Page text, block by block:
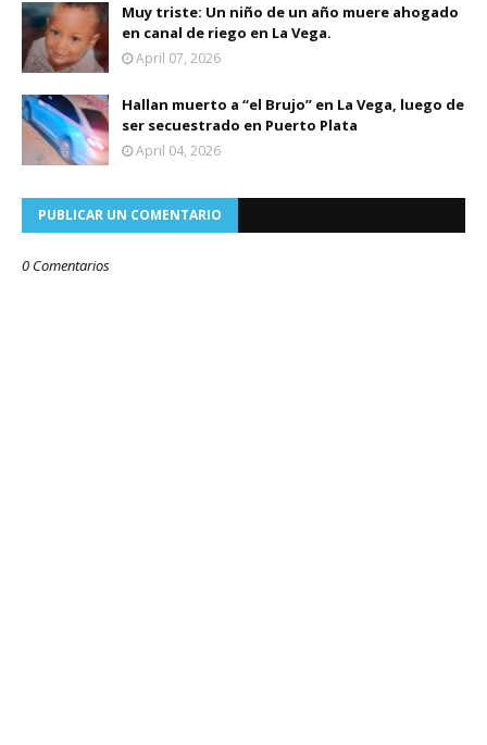
Muy triste: Un niño de un año muere ahogado
en canal de riego en La Vega.
April 07, 2026
Hallan muerto a “el Brujo” en La Vega, luego de
ser secuestrado en Puerto Plata
April 04, 2026
PUBLICAR UN COMENTARIO
0 Comentarios